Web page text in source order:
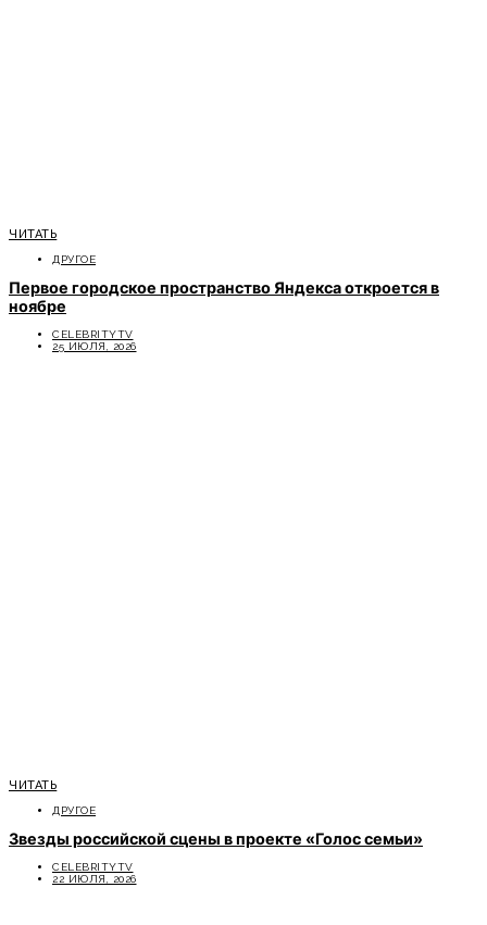
ЧИТАТЬ
ДРУГОЕ
Первое городское пространство Яндекса откроется в
ноябре
CELEBRITYTV
25 ИЮЛЯ, 2026
ЧИТАТЬ
ДРУГОЕ
Звезды российской сцены в проекте «Голос семьи»
CELEBRITYTV
22 ИЮЛЯ, 2026